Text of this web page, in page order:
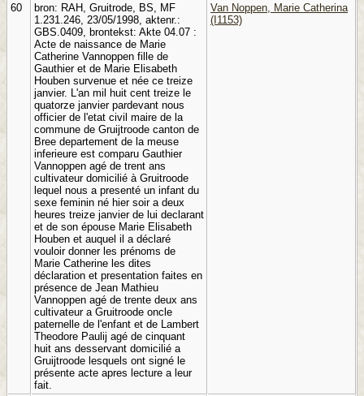
60
bron: RAH, Gruitrode, BS, MF
1.231.246, 23/05/1998, aktenr.:
GBS.0409, brontekst: Akte 04.07 :
Acte de naissance de Marie
Catherine Vannoppen fille de
Gauthier et de Marie Elisabeth
Houben survenue et née ce treize
janvier. L'an mil huit cent treize le
quatorze janvier pardevant nous
officier de l'etat civil maire de la
commune de Gruijtroode canton de
Bree departement de la meuse
inferieure est comparu Gauthier
Vannoppen agé de trent ans
cultivateur domicilié à Gruitroode
lequel nous a presenté un infant du
sexe feminin né hier soir a deux
heures treize janvier de lui declarant
et de son épouse Marie Elisabeth
Houben et auquel il a déclaré
vouloir donner les prénoms de
Marie Catherine les dites
déclaration et presentation faites en
présence de Jean Mathieu
Vannoppen agé de trente deux ans
cultivateur a Gruitroode oncle
paternelle de l'enfant et de Lambert
Theodore Paulij agé de cinquant
huit ans desservant domicilié a
Gruijtroode lesquels ont signé le
présente acte apres lecture a leur
fait.
Van Noppen, Marie Catherina
(I1153)